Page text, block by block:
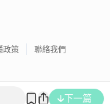
下一篇
政策 聯絡我們